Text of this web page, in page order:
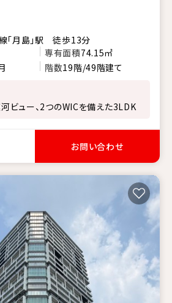
「月島」駅 徒歩13分
専有面積74.15㎡
階数19階/49階建て
ビュー、2つのWICを備えた3LDK
お問い合わせ